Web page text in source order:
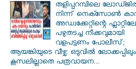
തളിപ്പറമ്പിലെ
നിന്ന് നെക്സോൺ
അഡ്വക്കേറ്റിന്റെ
പഴുതടച്ച നീക്കവുമായി
വളപട്ടണം പോലീസ്;
ആയങ്കിയുടെ വീഴ്ച: ഒടുവിൽ ലോക്കപ്പിലും
കൂസലില്ലാതെ പത്രവായന...